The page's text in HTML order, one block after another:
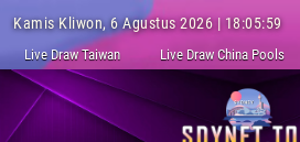
Kamis Kliwon, 6 Agustus 2026 | 18:06:00
Live Draw Taiwan Live Draw China Pools